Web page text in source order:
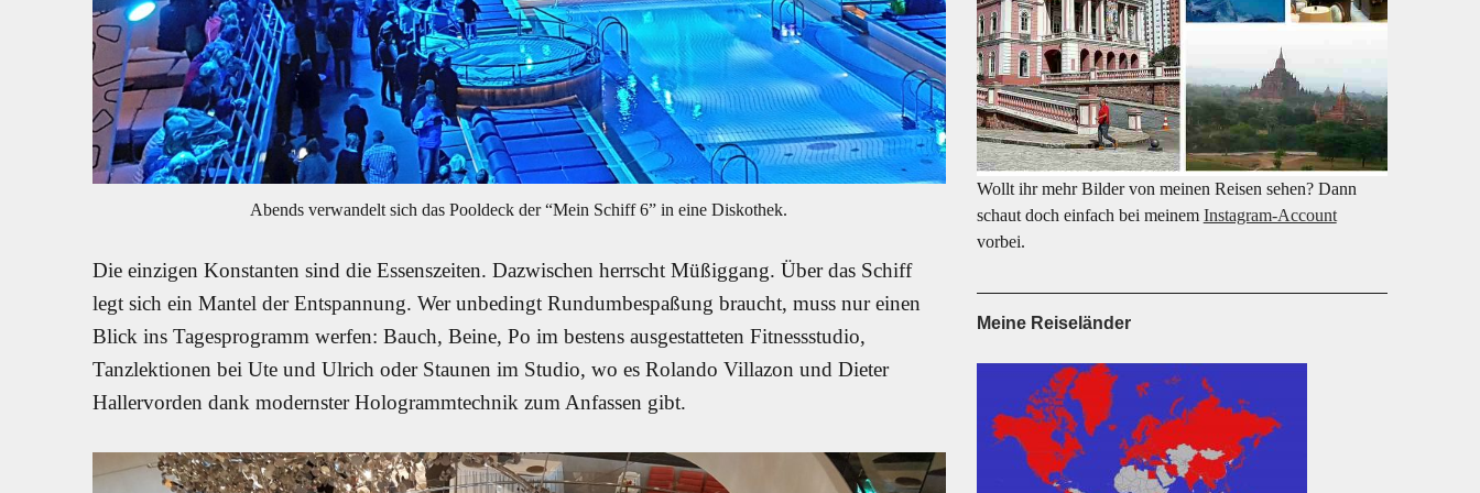
Abends verwandelt sich das Pooldeck der “Mein Schiff 6” in eine Diskothek.
Die einzigen Konstanten sind die Essenszeiten. Dazwischen herrscht Müßiggang. Über das Schiff
legt sich ein Mantel der Entspannung. Wer unbedingt Rundumbespaßung braucht, muss nur einen
Blick ins Tagesprogramm werfen: Bauch, Beine, Po im bestens ausgestatteten Fitnessstudio,
Tanzlektionen bei Ute und Ulrich oder Staunen im Studio, wo es Rolando Villazon und Dieter
Hallervorden dank modernster Hologrammtechnik zum Anfassen gibt.
Wollt ihr mehr Bilder von meinen Reisen sehen? Dann
schaut doch einfach bei meinem Instagram-Account
vorbei.
Meine Reiseländer